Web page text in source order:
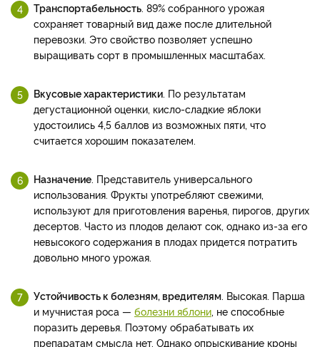
Транспортабельность. 89% собранного урожая
сохраняет товарный вид даже после длительной
перевозки. Это свойство позволяет успешно
выращивать сорт в промышленных масштабах.
Вкусовые характеристики. По результатам
дегустационной оценки, кисло-сладкие яблоки
удостоились 4,5 баллов из возможных пяти, что
считается хорошим показателем.
Назначение. Представитель универсального
использования. Фрукты употребляют свежими,
используют для приготовления варенья, пирогов, других
десертов. Часто из плодов делают сок, однако из-за его
невысокого содержания в плодах придется потратить
довольно много урожая.
Устойчивость к болезням, вредителям. Высокая. Парша
и мучнистая роса — болезни яблони, не способные
поразить деревья. Поэтому обрабатывать их
препаратам смысла нет. Однако опрыскивание кроны